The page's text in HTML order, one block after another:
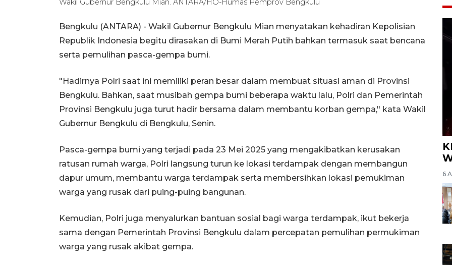
Wakil Gubernur Bengkulu Mian. ANTARA/HO-Humas Pemprov Bengkulu
Bengkulu (ANTARA) - Wakil Gubernur Bengkulu Mian menyatakan kehadiran Kepolisian
Republik Indonesia begitu dirasakan di Bumi Merah Putih bahkan termasuk saat bencana
serta pemulihan pasca-gempa bumi.
"Hadirnya Polri saat ini memiliki peran besar dalam membuat situasi aman di Provinsi
Bengkulu. Bahkan, saat musibah gempa bumi beberapa waktu lalu, Polri dan Pemerintah
Provinsi Bengkulu juga turut hadir bersama dalam membantu korban gempa," kata Wakil
Gubernur Bengkulu di Bengkulu, Senin.
Pasca-gempa bumi yang terjadi pada 23 Mei 2025 yang mengakibatkan kerusakan
ratusan rumah warga, Polri langsung turun ke lokasi terdampak dengan membangun
dapur umum, membantu warga terdampak serta membersihkan lokasi pemukiman
warga yang rusak dari puing-puing bangunan.
Kemudian, Polri juga menyalurkan bantuan sosial bagi warga terdampak, ikut bekerja
sama dengan Pemerintah Provinsi Bengkulu dalam percepatan pemulihan permukiman
warga yang rusak akibat gempa.
6